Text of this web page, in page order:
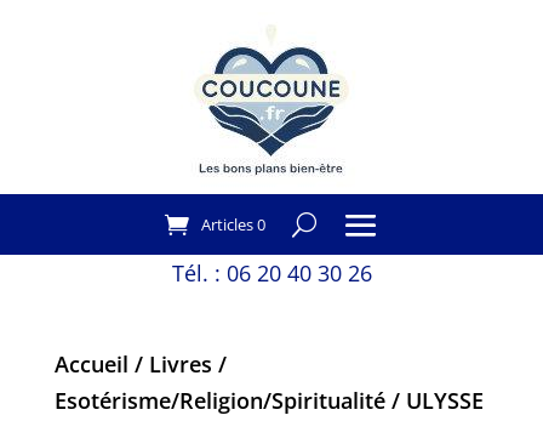
Articles 0
Tél. : 06 20 40 30 26
Accueil / Livres /
Esotérisme/Religion/Spiritualité/ ULYSSE